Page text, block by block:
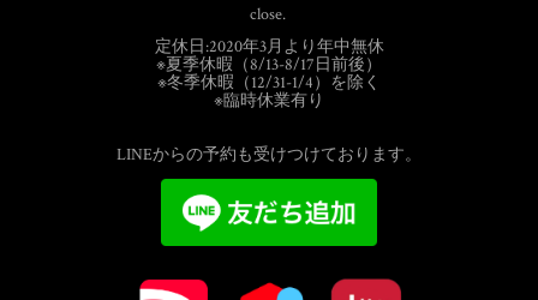
close.
定休日:2020年3月より年中無休
※夏季休暇（8/13-8/17日前後）
※冬季休暇（12/31-1/4）を除く
※臨時休業有り
LINEからの予約も受けつけております。